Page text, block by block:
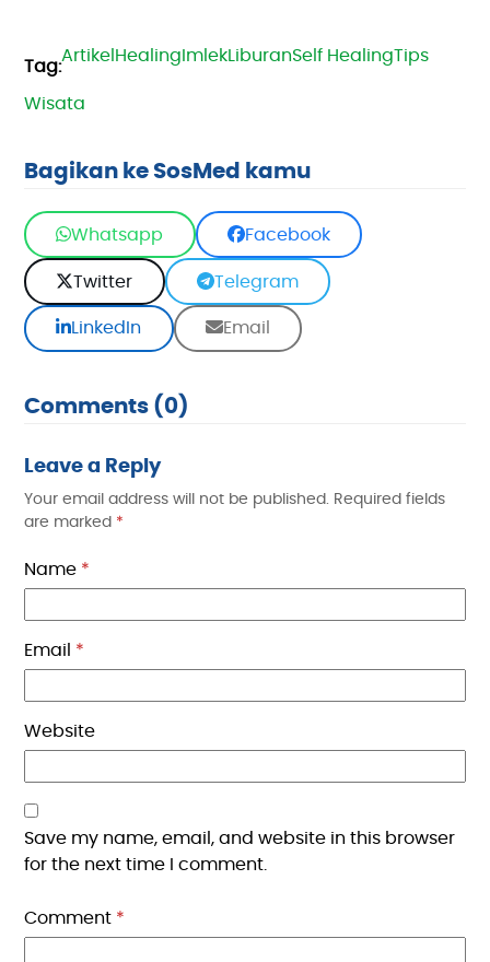
Artikel Healing ImlekLiburanSelf HealingTips
Wisata
Bagikan ke SosMed kamu
Whatsapp Facebook
Twitter Telegram
LinkedIn Email
Comments (0)
Leave a Reply
Your email address will not be published.
Required fields
are marked *
Name *
Email *
Website
Save my name, email, and website in this browser
for the next time I comment.
Comment *